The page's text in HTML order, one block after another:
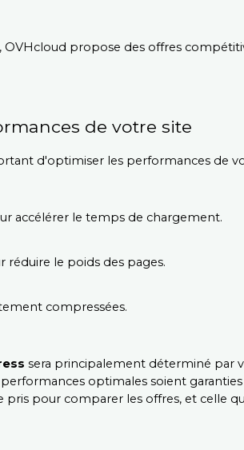
de votre site
d'optimiser les performances de
accélérer le temps de chargement.
réduire le poids des pages.
compressées.
sera principalement déterminé par
optimales soient
pour comparer les offres, et celle